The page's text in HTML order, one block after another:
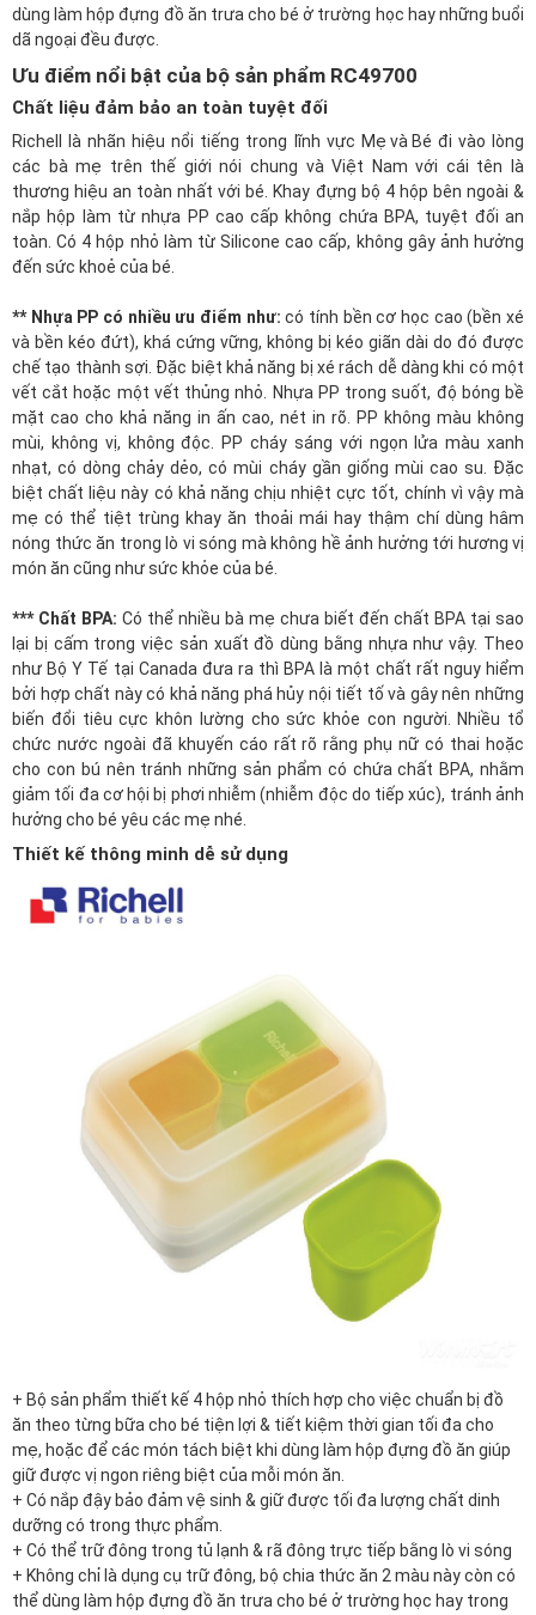
dùng làm hộp đựng đồ ăn trưa cho bé ở trường học hay những buổi
dã ngoại đều được.
Ưu điểm nổi bật của bộ sản phẩm RC49700
Chất liệu đảm bảo an toàn tuyệt đối
Richell là nhãn hiệu nổi tiếng trong lĩnh vực Mẹ và Bé đi vào lòng
các bà mẹ trên thế giới nói chung và Việt Nam với cái tên là
thương hiệu an toàn nhất với bé. Khay đựng bộ 4 hộp bên ngoài &
nắp hộp làm từ nhựa PP cao cấp không chứa BPA, tuyệt đối an
toàn. Có 4 hộp nhỏ làm từ Silicone cao cấp, không gây ảnh hưởng
đến sức khoẻ của bé.
** Nhựa PP có nhiều ưu điểm như: có tính bền cơ học cao (bền xé
và bền kéo đứt), khá cứng vững, không bị kéo giãn dài do đó được
chế tạo thành sợi. Đặc biệt khả năng bị xé rách dễ dàng khi có một
vết cắt hoặc một vết thủng nhỏ. Nhựa PP trong suốt, độ bóng bề
mặt cao cho khả năng in ấn cao, nét in rõ. PP không màu không
mùi, không vị, không độc. PP cháy sáng với ngọn lửa màu xanh
nhạt, có dòng chảy dẻo, có mùi cháy gần giống mùi cao su. Đặc
biệt chất liệu này có khả năng chịu nhiệt cực tốt, chính vì vậy mà
mẹ có thể tiệt trùng khay ăn thoải mái hay thậm chí dùng hâm
nóng thức ăn trong lò vi sóng mà không hề ảnh hưởng tới hương vị
món ăn cũng như sức khỏe của bé.
*** Chất BPA: Có thể nhiều bà mẹ chưa biết đến chất BPA tại sao
lại bị cấm trong việc sản xuất đồ dùng bằng nhựa như vậy. Theo
như Bộ Y Tế tại Canada đưa ra thì BPA là một chất rất nguy hiểm
bởi hợp chất này có khả năng phá hủy nội tiết tố và gây nên những
biến đổi tiêu cực khôn lường cho sức khỏe con người. Nhiều tổ
chức nước ngoài đã khuyến cáo rất rõ rằng phụ nữ có thai hoặc
cho con bú nên tránh những sản phẩm có chứa chất BPA, nhằm
giảm tối đa cơ hội bị phơi nhiễm (nhiễm độc do tiếp xúc), tránh ảnh
hưởng cho bé yêu các mẹ nhé.
Thiết kế thông minh dễ sử dụng
+ Bộ sản phẩm thiết kế 4 hộp nhỏ thích hợp cho việc chuẩn bị đồ
ăn theo từng bữa cho bé tiện lợi & tiết kiệm thời gian tối đa cho
mẹ, hoặc để các món tách biệt khi dùng làm hộp đựng đồ ăn giúp
giữ được vị ngon riêng biệt của mỗi món ăn.
+ Có nắp đậy bảo đảm vệ sinh & giữ được tối đa lượng chất dinh
dưỡng có trong thực phẩm.
+ Có thể trữ đông trong tủ lạnh & rã đông trực tiếp bằng lò vi sóng
+ Không chỉ là dụng cụ trữ đông, bộ chia thức ăn 2 màu này còn có
thể dùng làm hộp đựng đồ ăn trưa cho bé ở trường học hay trong